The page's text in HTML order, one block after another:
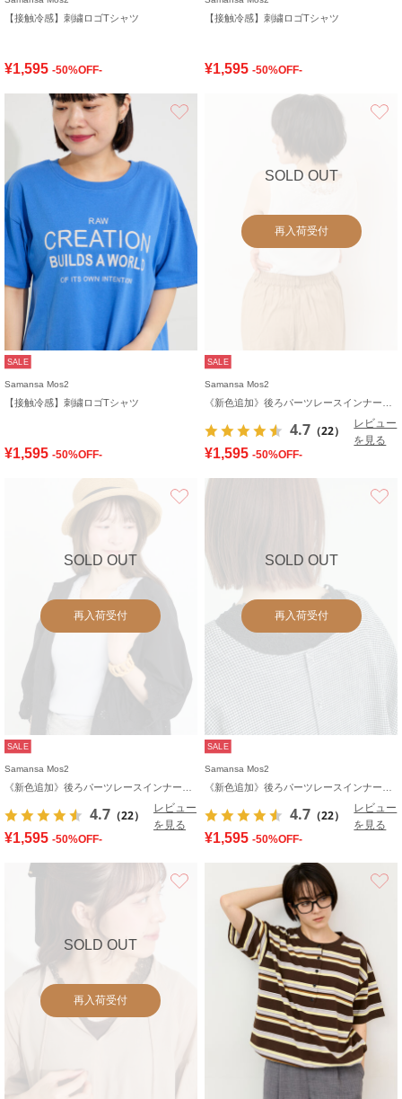
【接触冷感】刺繍ロゴTシャツ
¥1,595 -50%OFF-
【接触冷感】刺繍ロゴTシャツ
¥1,595 -50%OFF-
SALE
Samansa Mos2
【接触冷感】刺繍ロゴTシャツ
¥1,595 -50%OFF-
SOLD OUT
再入荷受付
SALE
Samansa Mos2
4.7 （22）
レビュー
を見る
¥1,595 -50%OFF-
SOLD OUT
再入荷受付
お気に入り
SALE
Samansa Mos2
4.7 （22）
レビュー
を見る
¥1,595 -50%OFF-
SOLD OUT
再入荷受付
SALE
Samansa Mos2
4.7 （22）
レビュー
を見る
¥1,595 -50%OFF-
SOLD OUT
再入荷受付